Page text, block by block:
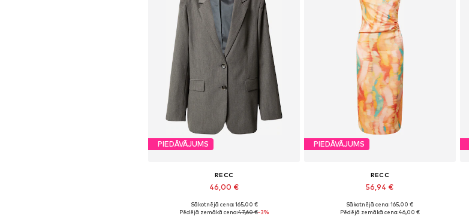
PIEDĀVĀJUMS
RECC
46,00 €
Pieejamie izmēri: 38
Sākotnējā cena: 165,00 €
Pēdējā zemākā cena:47,60 €-3%
PIEDĀVĀJUMS
RECC
56,94 €
Pieejamie izmēri: 38
Sākotnējā cena: 165,00 €
Pēdējā zemākā cena:46,00 €